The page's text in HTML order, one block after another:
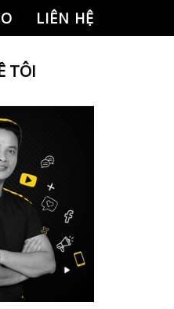
LIÊN HỆ
TÔI